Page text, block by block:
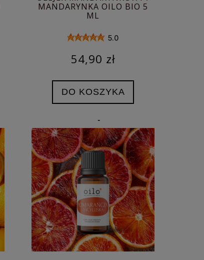
MANDARYNKA OILO BIO 5
ML
5.0
54,90 zł
DO KOSZYKA